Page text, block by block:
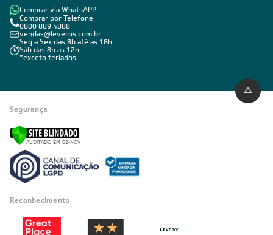
Comprar via WhatsAPP
Comprar por Telefone
0800 889 4888
vendas@leveros.com.br
Seg a Sex das 8h até as 18h
Sáb das 8h as 12h
*exceto feriados
Segurança
Reconhecimento